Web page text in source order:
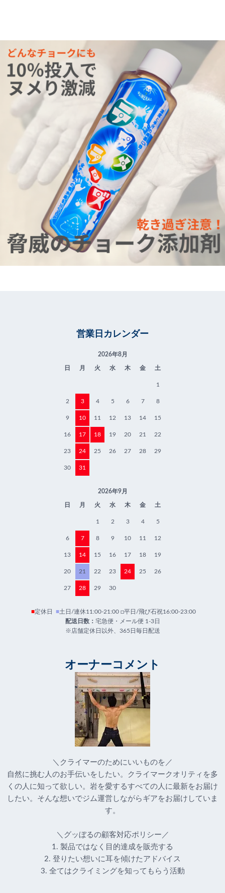
営業日カレンダー
2026年8月
日 月 火 水 木 金 土
1
2 3 4 5 6 7 8
9 10 11 12 13 14 15
16 17 18 19 20 21 22
23 24 25 26 27 28 29
30 31
2026年9月
日 月 火 水 木 金 土
1 2 3 4 5
6 7 8 9 10 11 12
13 14 15 16 17 18 19
20 21 22 23 24 25 26
27 28 29 30
■定休日 ■土日/連休11:00-21:00 □平日/飛び石祝16:00-23:00
配送日数： 宅急便・メール便 1-3日
※店舗定休日以外、365日毎日配送
オーナーコメント
＼クライマーのためにいいものを／
自然に挑む人のお手伝いをしたい。クライマークオリティを多
くの人に知って欲しい。岩を愛するすべての人に最新をお届け
したい。そんな想いでジム運営しながらギアをお届けしていま
す。
＼グッぼるの顧客対応ポリシー／
1. 製品ではなく目的達成を販売する
2. 登りたい想いに耳を傾けたアドバイス
3. 全てはクライミングを知ってもらう活動